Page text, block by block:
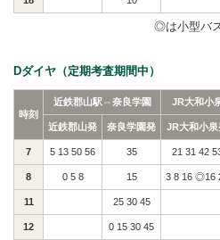
◎は小型バ
Dダイヤ（定期考査期間中）
時刻
近鉄郡山駅⇔奈良学園 JR大和小
近鉄郡山発 奈良学園発 JR大和小泉
7 5 13 50 56 35 21 31 42
8 0 5 8 15 3 8 16 ◎16
11 25 30 45
12 0 15 30 45